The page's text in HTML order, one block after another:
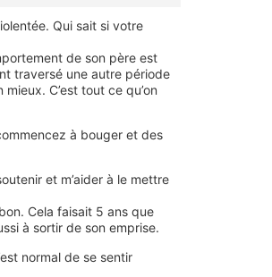
Qui sait si votre
de son père est
traversé une autre période
C’est tout ce qu’on
à bouger et des
et m’aider à le mettre
Cela faisait 5 ans que
à sortir de son emprise.
normal de se sentir